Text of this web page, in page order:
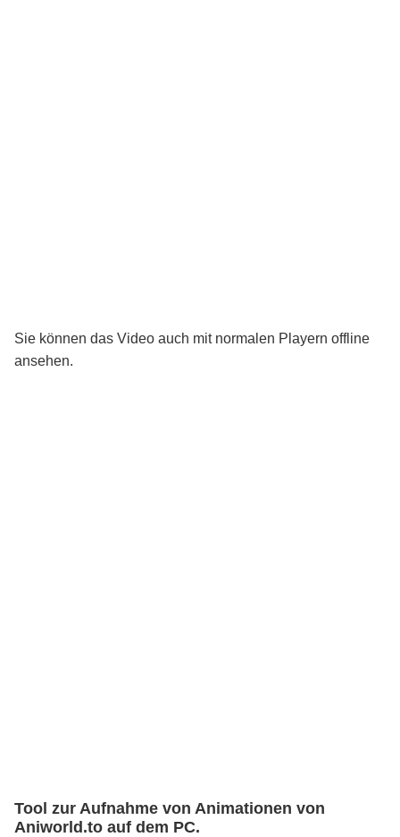
Sie können das Video auch mit normalen Playern offline
ansehen.
Tool zur Aufnahme von Animationen von
Aniworld.to auf dem PC.